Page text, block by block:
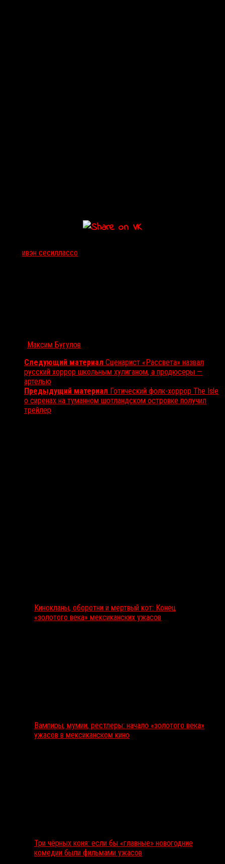
ивэн сесиллассо
Максим Бугулов
Следующий материал Сценарист «Рассвета» назвал
русский хоррор школьным хулиганом, а продюсеры —
артелью
Предыдущий материал Готический фолк-хоррор The Isle
о сиренах на туманном шотландском островке получил
трейлер
Кинокланы, оборотни и мертвый кот: Конец
«золотого века» мексиканских ужасов
Вампиры, мумии, рестлеры: начало «золотого века»
ужасов в мексиканском кино
Три чёрных коня: если бы «главные» новогодние
комедии были фильмами ужасов